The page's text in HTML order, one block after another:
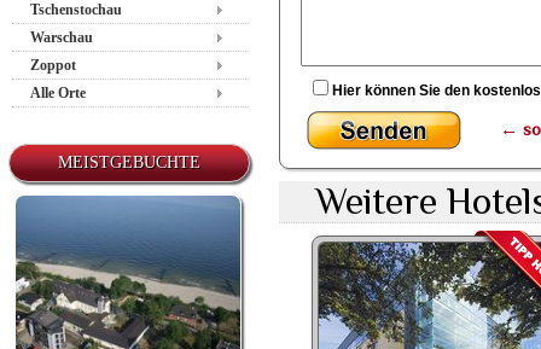
Tschenstochau
Warschau
Zoppot
Alle Orte
MEISTGEBUCHTE
Hier können Sie den
←
Weitere